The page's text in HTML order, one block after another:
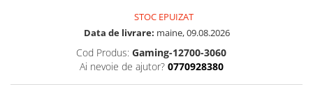
STOC EPUIZAT
Data de livrare: maine, 09.08.2026
Cod Produs: Gaming-12700-3060
Ai nevoie de ajutor? 0770928380